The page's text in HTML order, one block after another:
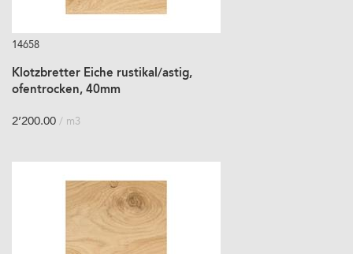
14658
Klotzbretter Eiche rustikal/astig,
ofentrocken, 40mm
2’200.00 / m3